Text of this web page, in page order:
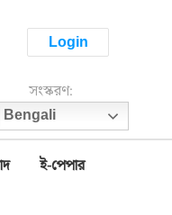
Login
সংস্করণ:
Bengali
ই-পেপার